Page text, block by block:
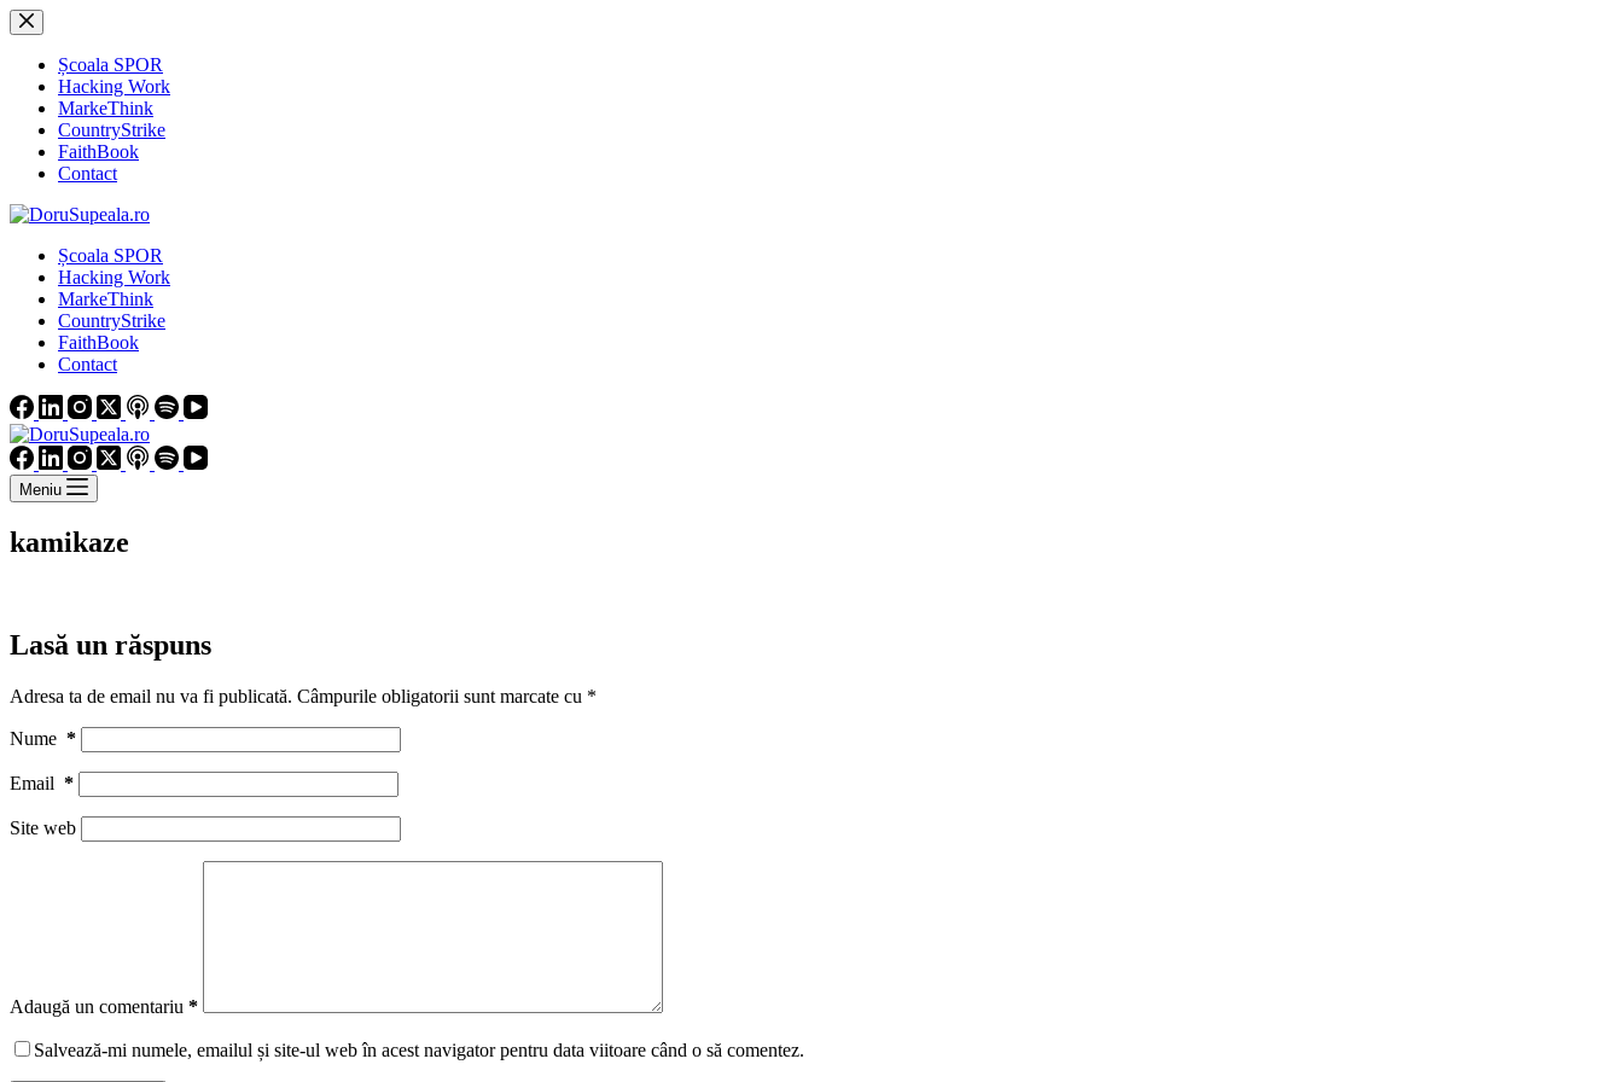
Sari
la
conținutȘcoala SPOR
Hacking Work
MarkeThink
CountryStrike
FaithBook
Contact
Școala SPOR
Hacking Work
MarkeThink
CountryStrike
FaithBook
Contact
Meniu
kamikaze
Lasă un răspuns
Adresa ta de email nu va fi publicată. Câmpurile obligatorii sunt marcate cu *
Nume *
Email *
Site web
Adaugă un comentariu *
Salvează-mi numele, emailul și site-ul web în acest navigator pentru data viitoare când o să comentez.